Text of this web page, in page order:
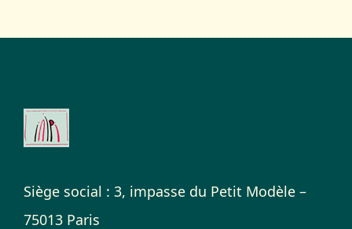
Siège social : 3, impasse du Petit Modèle –
75013 Paris